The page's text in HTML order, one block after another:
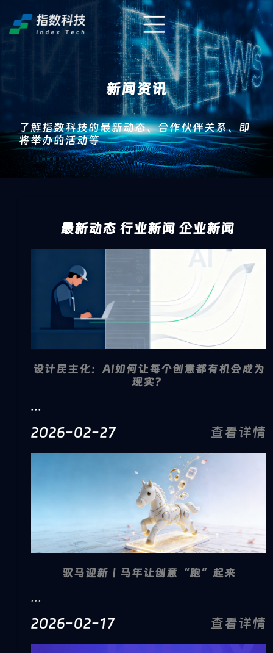
新闻资讯
了解指数科技的最新动态、合作伙伴关系、即
将举办的活动等
最新动态 行业新闻 企业新闻
设计民主化：AI如何让每个创意都有机会成为
现实？
...
2026-02-27 查看详情
驭马迎新丨马年让创意“跑”起来
...
2026-02-17 查看详情